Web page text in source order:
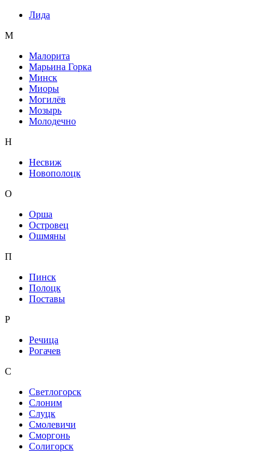
Лида
М
Малорита
Марьина Горка
Минск
Миоры
Могилёв
Мозырь
Молодечно
Н
Несвиж
Новополоцк
О
Орша
Островец
Ошмяны
П
Пинск
Полоцк
Поставы
Р
Речица
Рогачев
С
Светлогорск
Слоним
Слуцк
Смолевичи
Сморгонь
Солигорск